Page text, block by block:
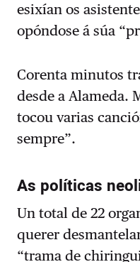
esixían os
opóndose á súa
Corenta minutos
desde a Alameda.
tocou varias
sempre”.
As políticas
Un total de 22
querer
“trama de